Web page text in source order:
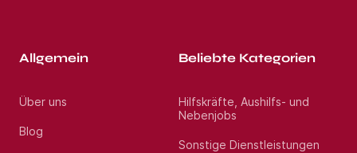
Allgemein
Über uns
Blog
Beliebte Kategorien
Hilfskräfte, Aushilfs- und
Nebenjobs
Sonstige Dienstleistungen